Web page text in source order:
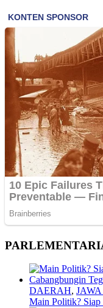
DAERAH,
Main Politik?